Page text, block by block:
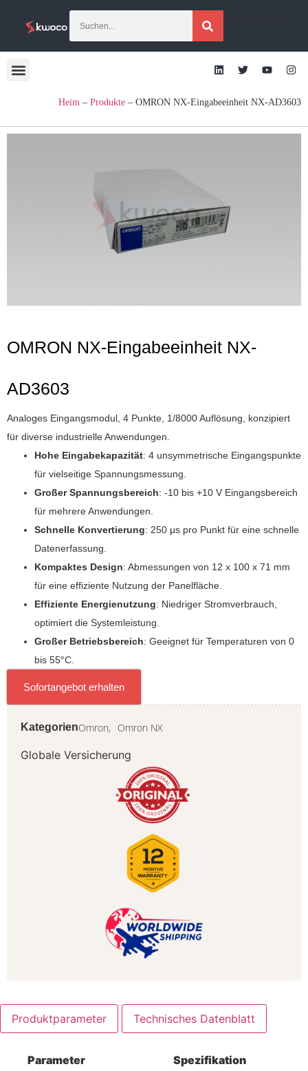
Heim – Produkte – OMRON NX-Eingabeeinheit NX-AD3603
OMRON NX-Eingabeeinheit NX-
AD3603
Analoges Eingangsmodul, 4 Punkte, 1/8000 Auflösung, konzipiert
für diverse industrielle Anwendungen.
Hohe Eingabekapazität: 4 unsymmetrische Eingangspunkte
für vielseitige Spannungsmessung.
Großer Spannungsbereich: -10 bis +10 V Eingangsbereich
für mehrere Anwendungen.
Schnelle Konvertierung: 250 μs pro Punkt für eine schnelle
Datenerfassung.
Kompaktes Design: Abmessungen von 12 x 100 x 71 mm
für eine effiziente Nutzung der Panelfläche.
Effiziente Energienutzung: Niedriger Stromverbrauch,
optimiert die Systemleistung.
Großer Betriebsbereich: Geeignet für Temperaturen von 0
bis 55°C.
Sofortangebot erhalten
KategorienOmron, Omron NX
Globale Versicherung
Produktparameter Technisches Datenblatt
Parameter
Spezifikation